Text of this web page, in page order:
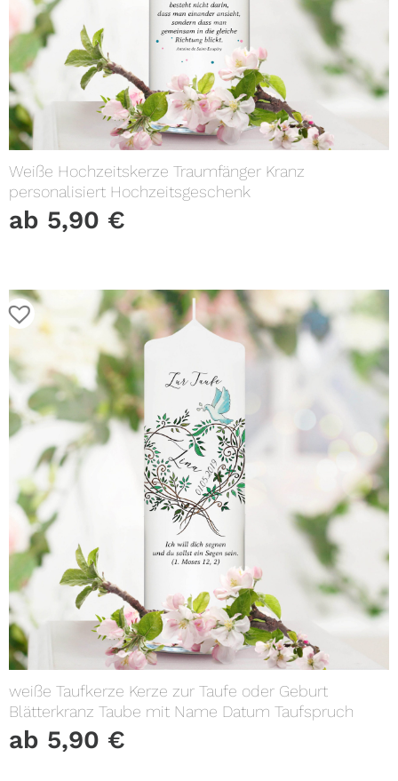
Weiße Hochzeitskerze Traumfänger Kranz
personalisiert Hochzeitsgeschenk
ab 5,90 €
weiße Taufkerze Kerze zur Taufe oder Geburt
Blätterkranz Taube mit Name Datum Taufspruch
ab 5,90 €